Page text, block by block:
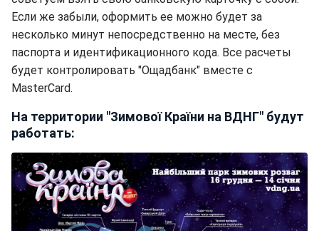
Если же забыли, оформить ее можно будет за
несколько минут непосредственно на месте, без
паспорта и идентификационного кода. Все расчеты
будет контролировать "Ощадбанк" вместе с
MasterCard.
На территории "Зимової Країни на ВДНГ" будут
работать: